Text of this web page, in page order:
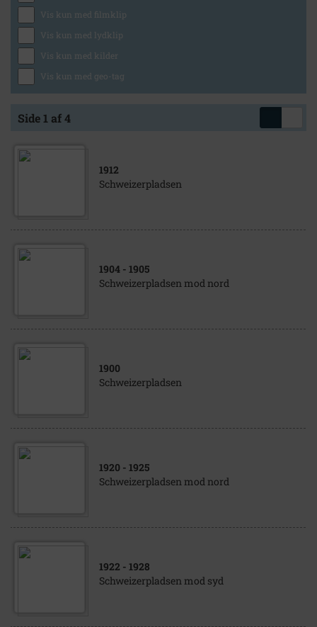
Vis kun med filmklip
Vis kun med lydklip
Vis kun med kilder
Vis kun med geo-tag
Side 1 af 4
1912
Schweizerpladsen
1904 - 1905
Schweizerpladsen mod nord
1900
Schweizerpladsen
1920 - 1925
Schweizerpladsen mod nord
1922 - 1928
Schweizerpladsen mod syd